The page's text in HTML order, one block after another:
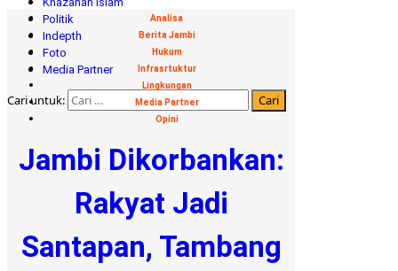
Politik
Indepth
Foto
Media Partner
Cari untuk:
Analisa
Berita Jambi
Hukum
Infrasrtuktur
Lingkungan
Media Partner
Opini
Jambi Dikorbankan:
Rakyat Jadi
Santapan, Tambang